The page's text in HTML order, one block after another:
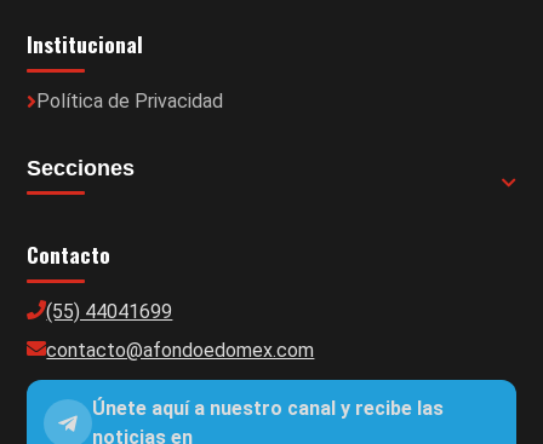
Institucional
Política de Privacidad
Secciones
Contacto
(55) 44041699
contacto@afondoedomex.com
Únete aquí a nuestro canal y recibe las
noticias en